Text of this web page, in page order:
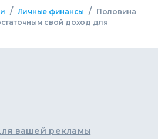
/ Личные финансы /
Половина
свой доход для
вашей рекламы